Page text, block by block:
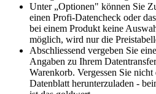
Unter „Optionen" können Sie
einen Profi-Datencheck oder
bei einem Produkt keine
möglich, wird nur die
Abschliessend vergeben Sie
Angaben zu Ihrem
Warenkorb. Vergessen Sie
Datenblatt herunterzuladen -